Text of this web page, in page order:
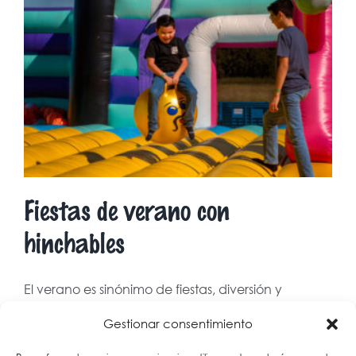
Gestionar consentimiento
Fiestas de verano con
hinchables
El verano es sinónimo de fiestas, diversión y